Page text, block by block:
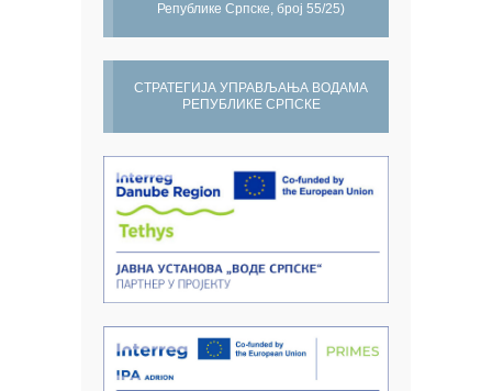
Републике Српске, број 55/25)
СТРАТЕГИЈА УПРАВЉАЊА ВОДАМА
РЕПУБЛИКЕ СРПСКЕ